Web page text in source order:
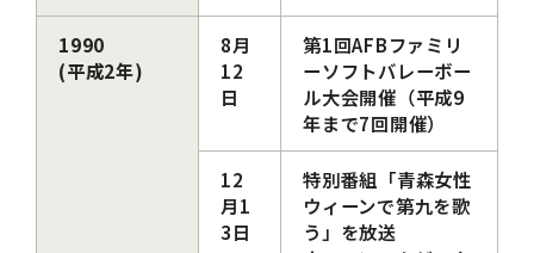
1990
(平成2年)
8月
12
日
第1回AFBファミリ
ーソフトバレーボー
ル大会開催（平成9
年まで7回開催）
12
月1
3日
特別番組「青森女性
ウィーンで第九を歌
う」を放送